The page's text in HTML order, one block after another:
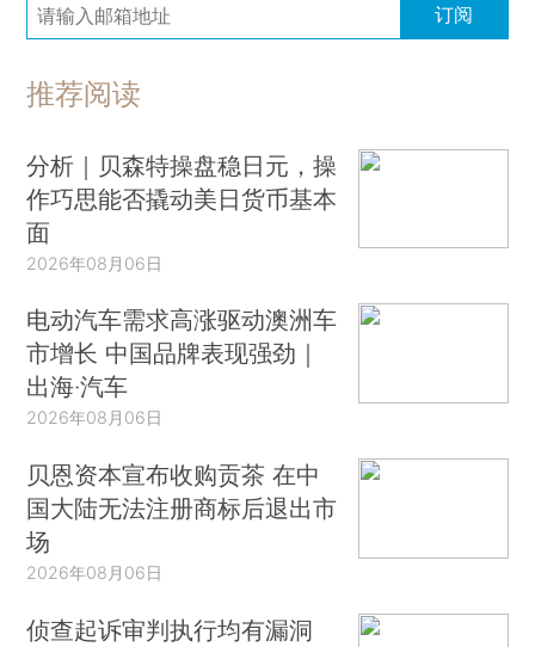
订阅
推荐阅读
分析｜贝森特操盘稳日元，操
作巧思能否撬动美日货币基本
面
2026年08月06日
电动汽车需求高涨驱动澳洲车
市增长 中国品牌表现强劲｜
出海·汽车
2026年08月06日
贝恩资本宣布收购贡茶 在中
国大陆无法注册商标后退出市
场
2026年08月06日
侦查起诉审判执行均有漏洞